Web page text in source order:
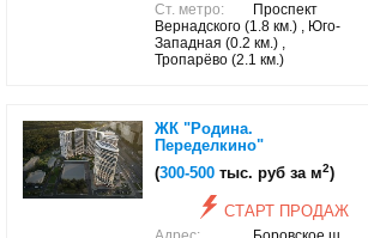
Ст. метро:
Проспект
Вернадского (1.8 км.) , Юго-
Западная (0.2 км.) ,
Тропарёво (2.1 км.)
ЖК "Родина.
Переделкино"
(300-500 тыс. руб за м2)
СТАРТ ПРОДАЖ